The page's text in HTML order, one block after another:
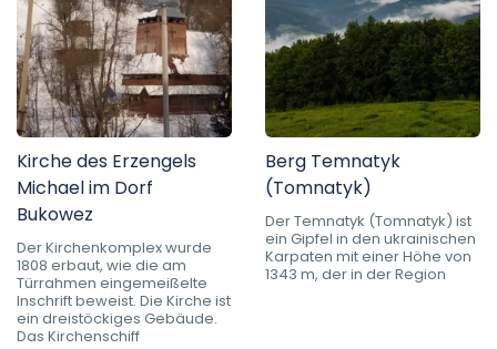
Kirche des Erzengels
Michael im Dorf
Bukowez
Der Kirchenkomplex wurde
1808 erbaut, wie die am
Türrahmen eingemeißelte
Inschrift beweist. Die Kirche ist
ein dreistöckiges Gebäude.
Das Kirchenschiff
Berg Temnatyk
(Tomnatyk)
Der Temnatyk (Tomnatyk) ist
ein Gipfel in den ukrainischen
Karpaten mit einer Höhe von
1343 m, der in der Region